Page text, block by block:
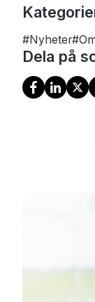
#Nyheter#
Dela på